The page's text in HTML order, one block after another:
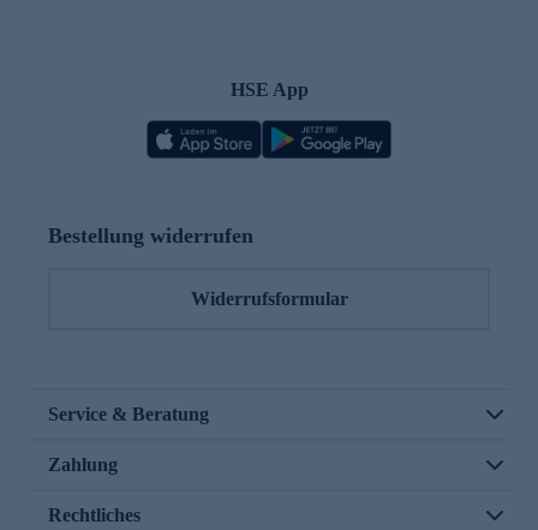
HSE App
Bestellung widerrufen
Widerrufsformular
Service & Beratung
Zahlung
Rechtliches